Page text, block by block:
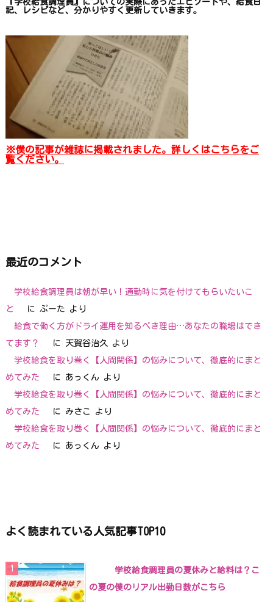
『学校給食調理員』についての実際にあったエピソードや、 給食日
記、レシピなど、 分かりやすく更新していきます。
※僕の記事が雑誌に掲載されました。詳しくはこちらをご
覧ください。
最近のコメント
学校給食調理員は朝が早い！通勤時に気を付けてもらいたいこ
と
に ぷーた より
給食で働く方がドライ運用を知るべき理由…あなたの職場はでき
てます？
に 天賀谷治久 より
学校給食を取り巻く【人間関係】の悩みについて、徹底的にまと
めてみた
に あっくん より
学校給食を取り巻く【人間関係】の悩みについて、徹底的にまと
めてみた
に みさこ
より
学校給食を取り巻く【人間関係】の悩みについて、徹底的にまと
めてみた
に あっくん より
よく読まれている人気記事TOP10
学校給食調理員の夏休みと給料は？こ
の夏の僕のリアル出勤日数がこちら